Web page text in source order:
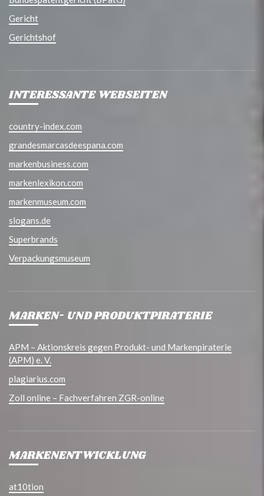
Gericht
Gerichtshof
INTERESSANTE WEBSEITEN
country-index.com
grandesmarcasdeespana.com
markenbusiness.com
markenlexikon.com
markenmuseum.com
slogans.de
Superbrands
Verpackungsmuseum
MARKEN- UND PRODUKTPIRATERIE
APM – Aktionskreis gegen Produkt- und Markenpiraterie
(APM) e. V.
plagiarius.com
Zoll online – Fachverfahren ZGR-online
MARKENENTWICKLUNG
at10tion